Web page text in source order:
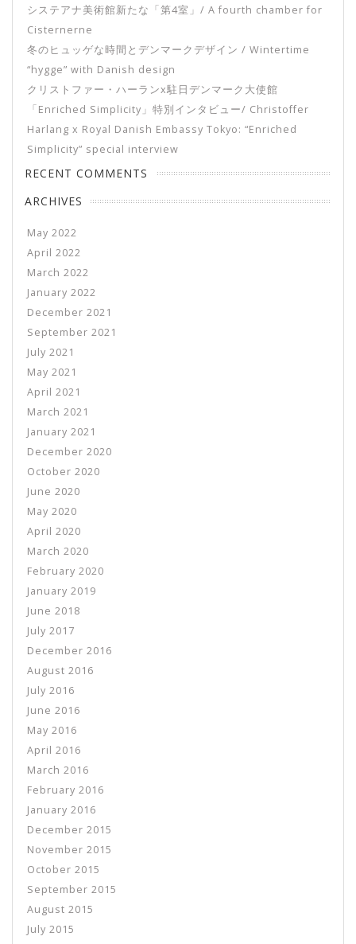
システアナ美術館新たな「第4室」/ A fourth chamber for
Cisternerne
冬のヒュッゲな時間とデンマークデザイン / Wintertime
“hygge” with Danish design
クリストファー・ハーランx駐日デンマーク大使館
「Enriched Simplicity」特別インタビュー/ Christoffer
Harlang x Royal Danish Embassy Tokyo: “Enriched
Simplicity” special interview
RECENT COMMENTS
ARCHIVES
May 2022
April 2022
March 2022
January 2022
December 2021
September 2021
July 2021
May 2021
April 2021
March 2021
January 2021
December 2020
October 2020
June 2020
May 2020
April 2020
March 2020
February 2020
January 2019
June 2018
July 2017
December 2016
August 2016
July 2016
June 2016
May 2016
April 2016
March 2016
February 2016
January 2016
December 2015
November 2015
October 2015
September 2015
August 2015
July 2015